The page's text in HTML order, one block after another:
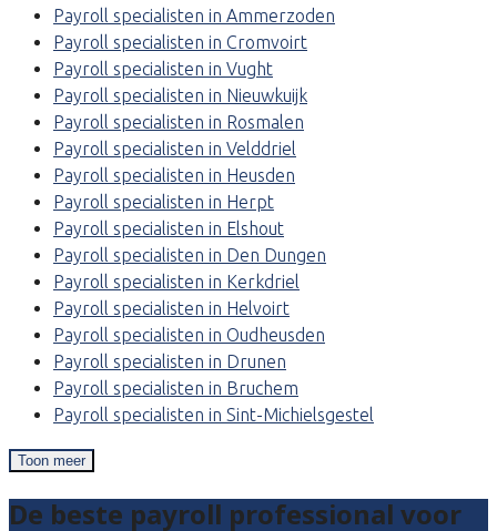
Payroll specialisten in Ammerzoden
Payroll specialisten in Cromvoirt
Payroll specialisten in Vught
Payroll specialisten in Nieuwkuijk
Payroll specialisten in Rosmalen
Payroll specialisten in Velddriel
Payroll specialisten in Heusden
Payroll specialisten in Herpt
Payroll specialisten in Elshout
Payroll specialisten in Den Dungen
Payroll specialisten in Kerkdriel
Payroll specialisten in Helvoirt
Payroll specialisten in Oudheusden
Payroll specialisten in Drunen
Payroll specialisten in Bruchem
Payroll specialisten in Sint-Michielsgestel
Toon meer
De beste payroll professional voor